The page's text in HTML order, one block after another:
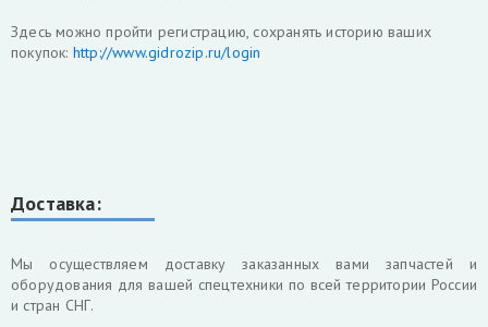
Здесь можно пройти регистрацию, сохранять историю ваших
покупок: http://www.gidrozip.ru/login
Доставка:
Мы осуществляем доставку заказанных вами запчастей и
оборудования для вашей спецтехники по всей территории России
и стран СНГ.